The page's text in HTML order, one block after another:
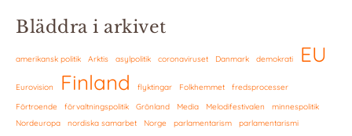
Bläddra i arkivet
amerikansk politik Arktis asylpolitik coronaviruset Danmark demokrati EU
Eurovision Finland flyktingar Folkhemmet
fredsprocesser
Förtroende
förvaltningspolitik Grönland Media Melodifestivalen
minnespolitik
Nordeuropa
nordiska samarbet Norge parlamentarism parlamentarismi